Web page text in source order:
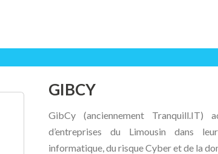
GIBCY
GibCy (anciennement Tranquill.IT)
d’entreprises du Limousin dans
informatique, du risque Cyber et de la